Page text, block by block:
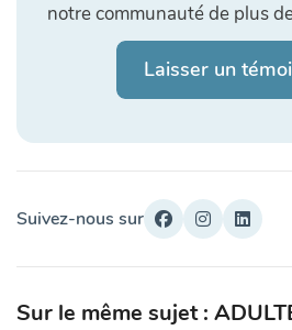
notre communauté de plus
Laisser un
Suivez-nous sur
Sur le même sujet :